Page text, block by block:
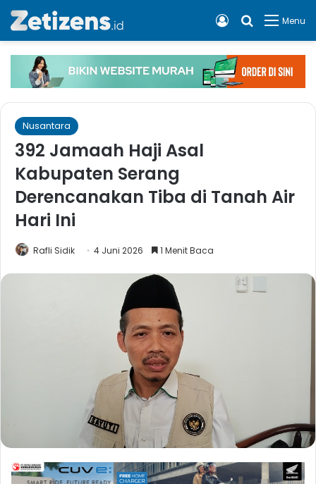
Menu
Cari apa,
Log In
Nusantara
392 Jamaah Haji Asal
Kabupaten Serang
Derencanakan Tiba di Tanah Air
Hari Ini
Rafli Sidik 4 Juni 2026 1 Menit Baca